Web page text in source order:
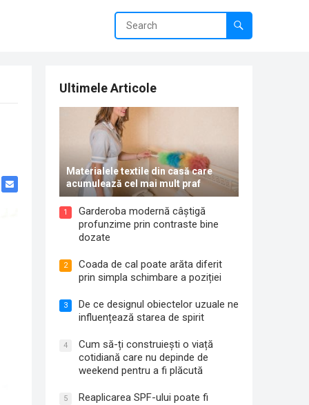
Ultimele Articole
Materialele textile din casă care
acumulează cel mai mult praf
1
Garderoba modernă câștigă
profunzime prin contraste bine
dozate
2
Coada de cal poate arăta diferit
prin simpla schimbare a poziției
3
De ce designul obiectelor uzuale ne
influențează starea de spirit
4
Cum să-ți construiești o viață
cotidiană care nu depinde de
weekend pentru a fi plăcută
5
Reaplicarea SPF-ului poate fi